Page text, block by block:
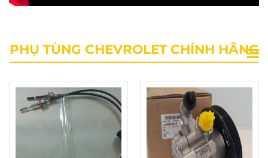
PHỤ TÙNG CHEVROLET CHÍNH HÃNG